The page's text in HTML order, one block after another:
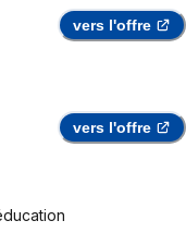
vers l'offre
vers l'offre